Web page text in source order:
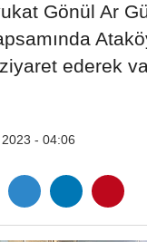
Gönül Ar
ederek
- 04:06